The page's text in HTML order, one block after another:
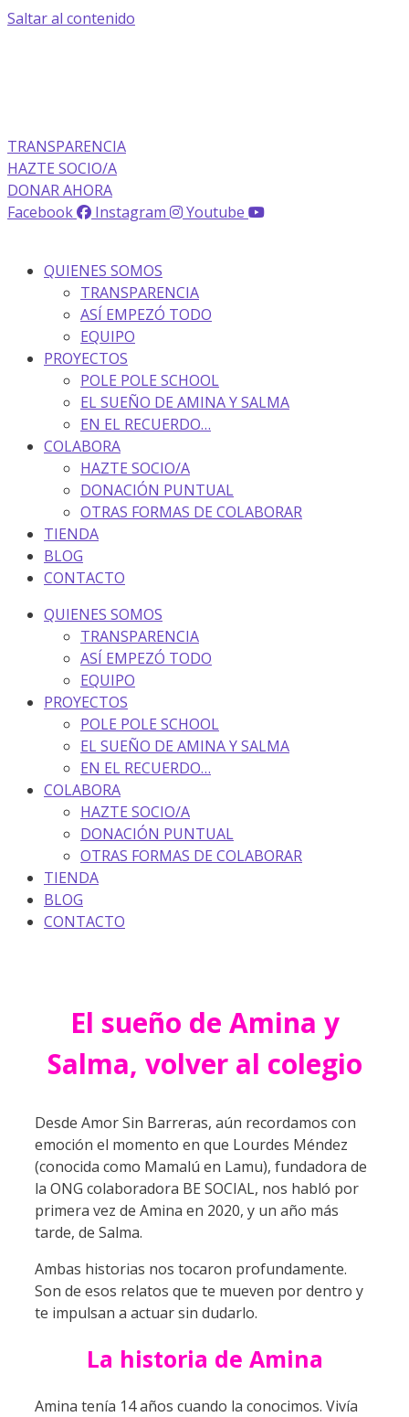
Saltar al contenido
TRANSPARENCIA
HAZTE SOCIO/A
DONAR AHORA
Facebook
Instagram Youtube
QUIENES SOMOS
TRANSPARENCIA
ASÍ EMPEZÓ TODO
EQUIPO
PROYECTOS
POLE POLE SCHOOL
EL SUEÑO DE AMINA Y SALMA
EN EL RECUERDO…
COLABORA
HAZTE SOCIO/A
DONACIÓN PUNTUAL
OTRAS FORMAS DE COLABORAR
TIENDA
BLOG
CONTACTO
QUIENES SOMOS
TRANSPARENCIA
ASÍ EMPEZÓ TODO
EQUIPO
PROYECTOS
POLE POLE SCHOOL
EL SUEÑO DE AMINA Y SALMA
EN EL RECUERDO…
COLABORA
HAZTE SOCIO/A
DONACIÓN PUNTUAL
OTRAS FORMAS DE COLABORAR
TIENDA
BLOG
CONTACTO
El sueño de Amina y
Salma, volver al colegio
Desde Amor Sin Barreras, aún recordamos con
emoción el momento en que Lourdes Méndez
(conocida como Mamalú en Lamu), fundadora de
la ONG colaboradora BE SOCIAL, nos habló por
primera vez de Amina en 2020, y un año más
tarde, de Salma.
Ambas historias nos tocaron profundamente.
Son de esos relatos que te mueven por dentro y
te impulsan a actuar sin dudarlo.
La historia de Amina
Amina tenía 14 años cuando la conocimos. Vivía